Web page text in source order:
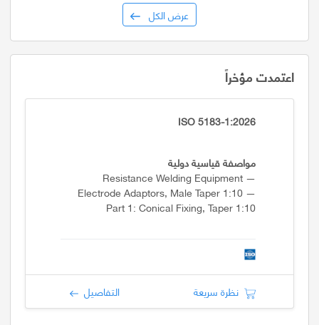
عرض الكل
اعتمدت مؤخراً
ISO 5183-1:2026
مواصفة قياسية دولية
Resistance Welding Equipment —
Electrode Adaptors, Male Taper 1:10 —
Part 1: Conical Fixing, Taper 1:10
نظرة سريعة التفاصيل